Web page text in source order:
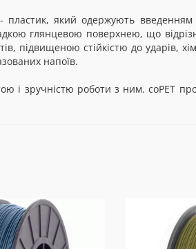
пластик, який одержують
глянцевою поверхнею, що
підвищеною стійкістю до ударів,
напоїв.
і зручністю роботи з ним. coPET